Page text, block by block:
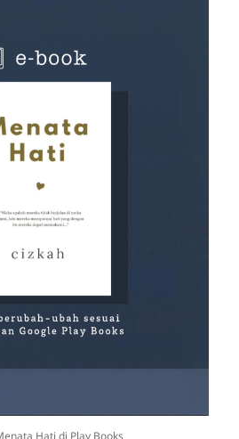
Hati di Play Books